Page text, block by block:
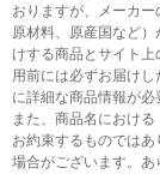
おりますが、メーカー
原材料、原産国など
けする商品とサイト
用前には必ずお届け
に詳細な商品情報が必
また、商品名におけ
お約束するものでは
場合がございます。あ